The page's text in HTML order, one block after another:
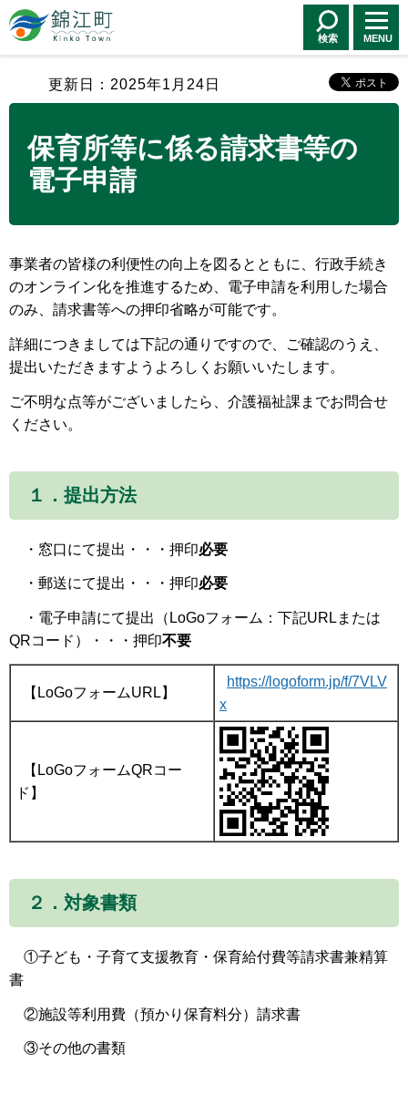
錦江町 Kinko
Town
検索 MENU
更新日：2025年1月24日
保育所等に係る請求書等の
電子申請
事業者の皆様の利便性の向上を図るとともに、行政手続き
のオンライン化を推進するため、電子申請を利用した場合
のみ、請求書等への押印省略が可能です。
詳細につきましては下記の通りですので、ご確認のうえ、
提出いただきますようよろしくお願いいたします。
ご不明な点等がございましたら、介護福祉課までお問合せ
ください。
１．提出方法
・窓口にて提出・・・押印必要
・郵送にて提出・・・押印必要
・電子申請にて提出（LoGoフォーム：下記URLまたは
QRコード）・・・押印不要
【LoGoフォームURL】
https://logoform.jp/f/7VLV
x
【LoGoフォームQRコー
ド】
２．対象書類
①子ども・子育て支援教育・保育給付費等請求書兼精算
書
②施設等利用費（預かり保育料分）請求書
③その他の書類